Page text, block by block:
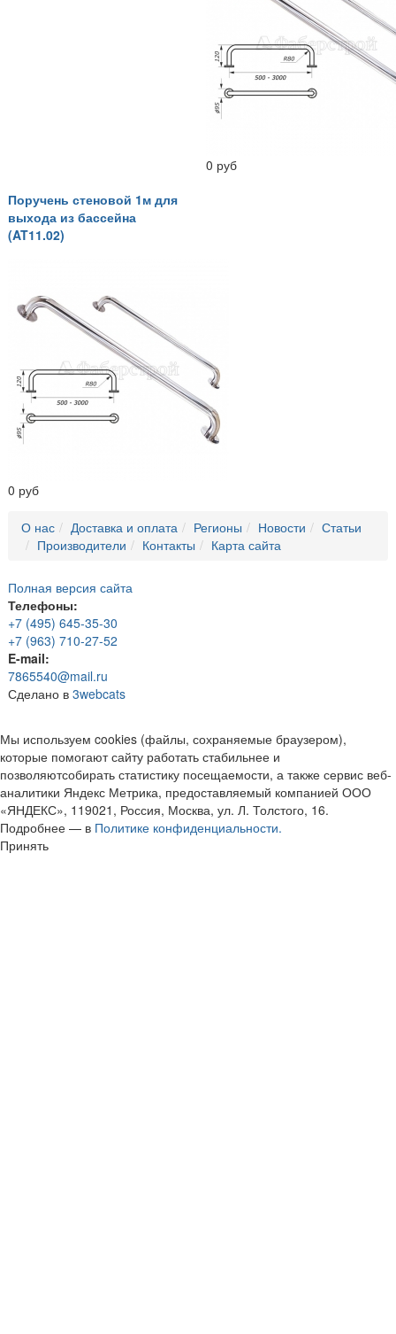
0 руб
Поручень стеновой 1м для
выхода из бассейна
(AT11.02)
0 руб
О нас Доставка и оплата Регионы Новости
Статьи
Производители
Контакты Карта сайта
Полная версия сайта
Телефоны:
+7 (495) 645-35-30
+7 (963) 710-27-52
E-mail:
7865540@mail.ru
Сделано в 3webcats
Мы используем cookies (файлы, сохраняемые браузером),
которые помогают сайту работать стабильнее и
позволяютсобирать статистику посещаемости, а также сервис веб-
аналитики Яндекс Метрика, предоставляемый компанией ООО
«ЯНДЕКС», 119021, Россия, Москва, ул. Л. Толстого, 16.
Подробнее — в Политике конфиденциальности.
Принять